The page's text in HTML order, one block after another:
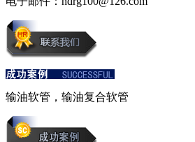
输油软管，输油复合软管